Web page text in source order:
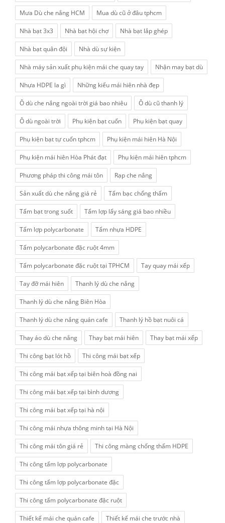
Mưa Dù che nắng HCM Mua dù cũ ở đâu tphcm
Nhà bạt 3x3 Nhà bạt hội chợ Nhà bạt lắp ghép
Nhà bạt quân đội Nhà dù sự kiện
Nhà máy sản xuất phụ kiện mái che quay tay Nhận may bạt dù
Nhựa HDPE la gì Những kiểu mái hiên nhà đẹp
Ô dù che nắng ngoài trời giá bao nhiêu Ô dù cũ thanh lý
Ô dù ngoài trời Phụ kiện bạt cuốn Phụ kiện bạt quay
Phụ kiện bạt tự cuốn tphcm Phụ kiện mái hiên Hà Nội
Phụ kiện mái hiên Hòa Phát đạt Phụ kiện mái hiên tphcm
Phương pháp thi công mái tôn Rạp che nắng
Sản xuất dù che nắng giá rẻ Tấm bạc chống thấm
Tấm bạt trong suốt Tấm lợp lấy sáng giá bao nhiều
Tấm lợp polycarbonate Tấm nhựa HDPE
Tấm polycarbonate đặc ruột 4mm
Tấm polycarbonate đặc ruột tại TPHCM Tay quay mái xếp
Tay đỡ mái hiên Thanh lý dù che nắng
Thanh lý dù che nắng Biên Hòa
Thanh lý dù che nắng quán cafe Thanh lý hồ bạt nuôi cá
Thay áo dù che nắng Thay bạt mái hiên Thay bạt mái xếp
Thi công bạt lót hồ Thi công mái bạt xếp
Thi công mái bạt xếp tại biên hoà đồng nai
Thi công mái bạt xếp tại bình dương
Thi công mái bạt xếp tại hà nội
Thi công mái nhựa thông minh tại Hà Nội
Thi công mái tôn giá rẻ Thi công màng chống thấm HDPE
Thi công tấm lợp polycarbonate
Thi công tấm lợp polycarbonate đặc
Thi công tấm polycarbonate đặc ruột
Thiết kế mái che quán cafe Thiết kế mái che trước nhà